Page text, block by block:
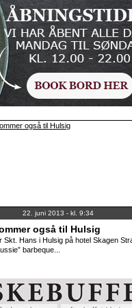
22. juni 2013 - kl. 9:34
også til Hulsig
Skt. Hans i Hulsig på hotel Skagen
barbeque...